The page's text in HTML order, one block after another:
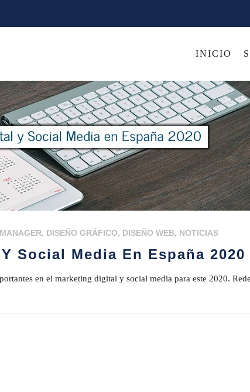
INICIO
, DISEÑO GRÁFICO, DISEÑO WEB, NOTICIAS
Social Media En España 2020
en el marketing digital y social media para este 2020.